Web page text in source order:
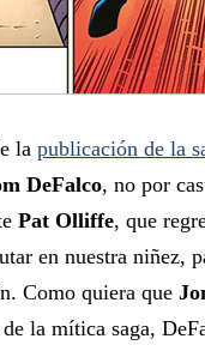
la publicación de la
DeFalco, no por
Pat Olliffe, que
en nuestra niñez,
Como quiera que
la mítica saga,